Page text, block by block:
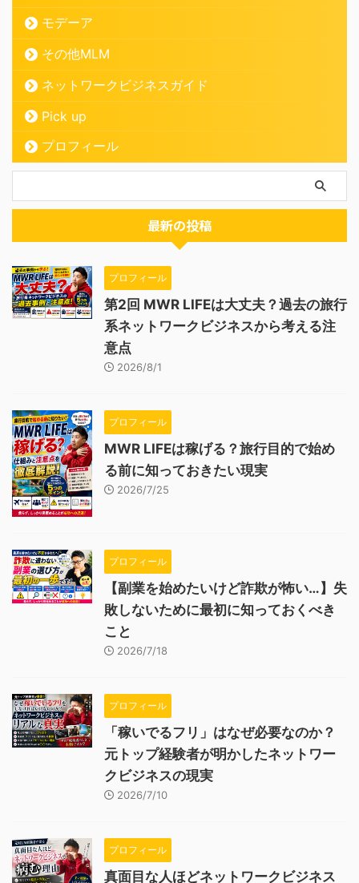
モデーア
その他MLM
ネットワークビジネスガイド
Pick up
プロフィール
最新の投稿
プロフィール
第2回 MWR LIFEは大丈夫？過去の旅行
系ネットワークビジネスから考える注
意点
2026/8/1
プロフィール
MWR LIFEは稼げる？旅行目的で始め
る前に知っておきたい現実
2026/7/25
プロフィール
【副業を始めたいけど詐欺が怖い…】失
敗しないために最初に知っておくべき
こと
2026/7/18
プロフィール
「稼いでるフリ」はなぜ必要なのか？
元トップ経験者が明かしたネットワー
クビジネスの現実
2026/7/10
プロフィール
真面目な人ほどネットワークビジネス